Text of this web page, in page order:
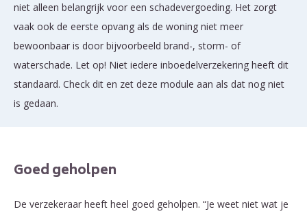
niet alleen belangrijk voor een schadevergoeding. Het zorgt
vaak ook de eerste opvang als de woning niet meer
bewoonbaar is door bijvoorbeeld brand-, storm- of
waterschade. Let op! Niet iedere inboedelverzekering heeft dit
standaard. Check dit en zet deze module aan als dat nog niet
is gedaan.
Goed geholpen
De verzekeraar heeft heel goed geholpen. “Je weet niet wat je